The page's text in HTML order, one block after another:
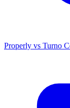
Properly vs Turno